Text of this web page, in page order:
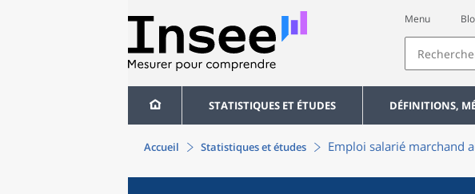
Menu
STATISTIQUES ET ÉTUDES DÉFINITIONS,
Accueil Statistiques et études Emploi salarié marchand